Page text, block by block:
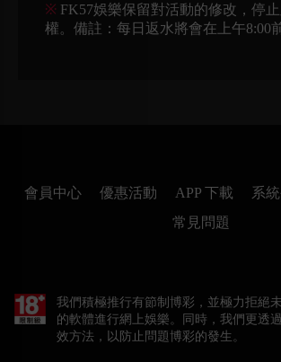
※ FK57娛樂保留對活動的修改，停
權。備註：每日返水將會在上午8:00
會員中心 優惠活動 APP 下載 系
常見問題
我們積極推行有節制博彩，並極力拒絕
的軟體進行網上娛樂。同時，我們更透
效方法，以防止問題博彩的發生。